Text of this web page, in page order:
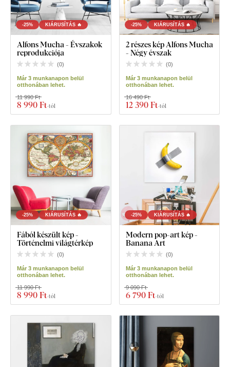
-25% KIÁRUSÍTÁS 🔥
Alfons Mucha - Évszakok
reprodukciója
(0)
Már 3 munkanapon belül
otthonában lehet.
8 990 Ft-tól
11 990 Ft
-25% KIÁRUSÍTÁS 🔥
2 részes kép Alfons Mucha
- Négy évszak
(0)
Már 3 munkanapon belül
otthonában lehet.
12 390 Ft-tól
16 490 Ft
-25% KIÁRUSÍTÁS 🔥
Fából készült kép -
Történelmi világtérkép
(0)
Már 3 munkanapon belül
otthonában lehet.
8 990 Ft-tól
11 990 Ft
-25% KIÁRUSÍTÁS 🔥
Modern pop-art kép -
Banana Art
(0)
Már 3 munkanapon belül
otthonában lehet.
6 790 Ft-tól
9 090 Ft